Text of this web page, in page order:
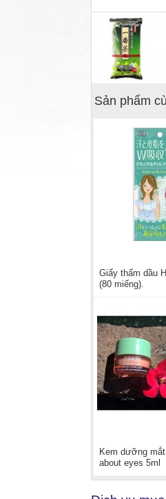
Sản phẩm
Giấy thấm dầu
(80 miếng).
Kem dưỡng mắt
about eyes 5ml